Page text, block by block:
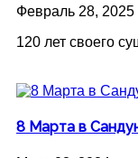
Февраль 28, 2025
120 лет своего
8 Марта в